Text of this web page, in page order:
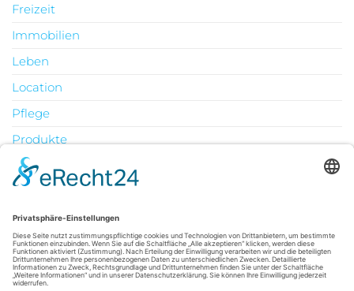
Freizeit
Immobilien
Leben
Location
Pflege
Produkte
Technik
Uncategorized
Urlaub
August 2026
M
D M D F S S